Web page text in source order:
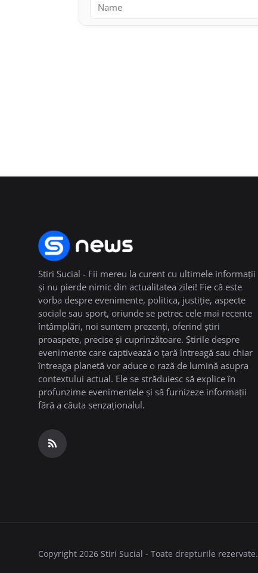
Stiri Sucial - Fii mereu la curent cu ultimele informații
și nu pierde nimic din actualitatea zilei! Fie că este
vorba despre evenimente, politica, justiție, aspecte
sociale sau sport, oriunde se petrec cele mai recente
întâmplări, noi suntem prezenți, oferind știri
proaspete, precise și cuprinzătoare. Știrile despre
evenimente care captivează o țară întreagă sau chiar
întreaga planetă vor aduce o rază de lumină asupra
contextului actual. Ele se străduiesc să explice în
profunzime evenimentele și să furnizeze informații
fără a căuta senzaționalul.
Copyright 2026 Stiri Sucial - Toate drepturile rezervate.